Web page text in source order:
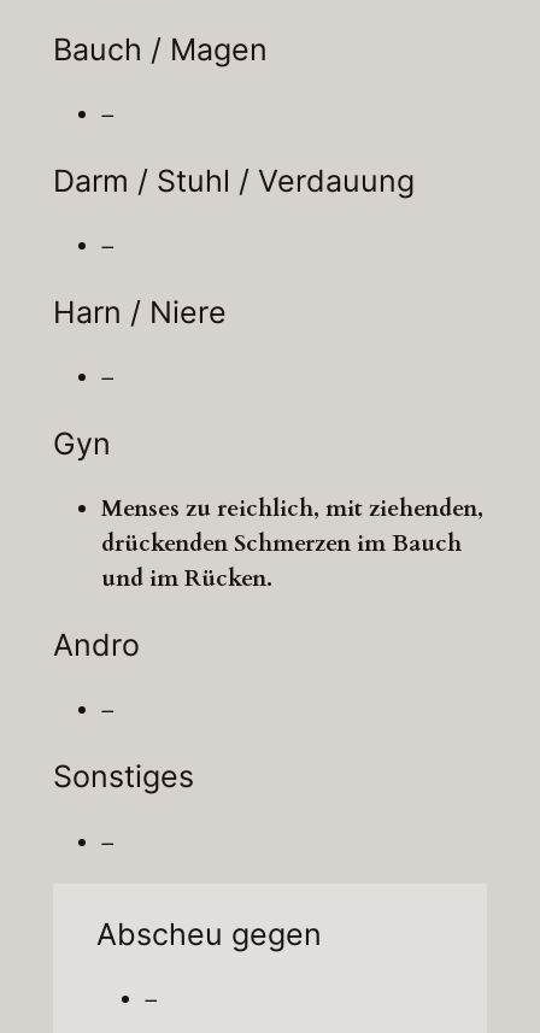
Bauch / Magen
–
Darm / Stuhl / Verdauung
–
Harn / Niere
–
Gyn
Menses zu reichlich, mit ziehenden,
drückenden Schmerzen im Bauch
und im Rücken.
Andro
–
Sonstiges
–
Abscheu gegen
–